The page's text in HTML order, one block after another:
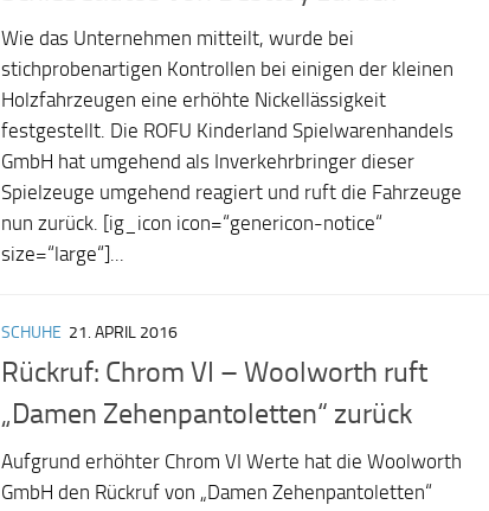
Wie das Unternehmen mitteilt, wurde bei
stichprobenartigen Kontrollen bei einigen der kleinen
Holzfahrzeugen eine erhöhte Nickellässigkeit
festgestellt. Die ROFU Kinderland Spielwarenhandels
GmbH hat umgehend als Inverkehrbringer dieser
Spielzeuge umgehend reagiert und ruft die Fahrzeuge
nun zurück. [ig_icon icon=“genericon-notice“
size=“large“]...
SCHUHE 21. APRIL 2016
Rückruf: Chrom VI – Woolworth ruft
„Damen Zehenpantoletten“ zurück
Aufgrund erhöhter Chrom VI Werte hat die Woolworth
GmbH den Rückruf von „Damen Zehenpantoletten“